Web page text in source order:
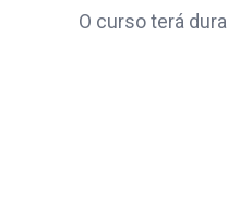
O curso terá